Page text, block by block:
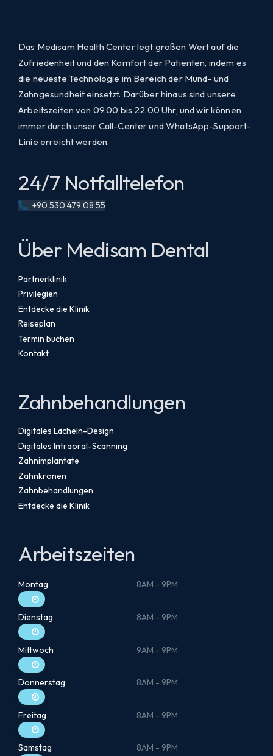
Das Medisam Health Center legt großen Wert auf die
Zufriedenheit und den Komfort der Patienten, indem es
die neueste Technologie im Bereich der Mund- und
Zahngesundheit einsetzt. Darüber hinaus sind unsere
Arbeitszeiten von 09.00 bis 22.00 Uhr, und wir können
immer durch unser Call-Center und WhatsApp-Support-
Linie erreicht werden.
24/7 Notfalltelefon
+90 530 479 08 55
Über Medisam Dental
Partnerklinik
Privilegien
Entdecke die Klinik
Reiseplan
Termin buchen
Kontakt
Zahnbehandlungen
Digitales Lächeln-Design
Digitales Intraoral-Scanning
Zahnimplantate
Zahnkronen
Zahnbehandlungen
Entdecke die Klinik
Arbeitszeiten
Montag 8AM - 9PM
Dienstag 8AM - 9PM
Mittwoch 9AM - 9PM
Donnerstag 8AM - 9PM
Freitag 8AM - 9PM
Samstag 8AM - 9PM